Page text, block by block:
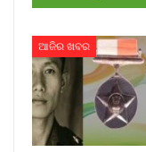
ଆଜିର ଖବର